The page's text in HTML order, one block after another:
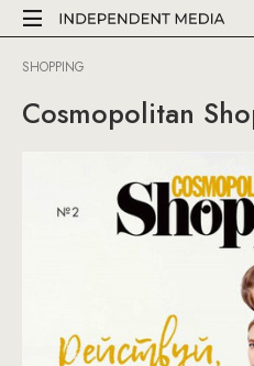
SHOPPING
Cosmopolitan